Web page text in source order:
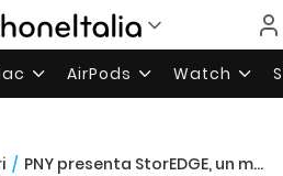
AirPods Watch
/ PNY presenta StorEDGE, un modulo di espansione di memioria flash per Mac